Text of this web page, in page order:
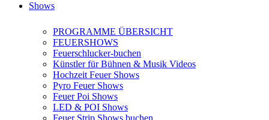
Shows
PROGRAMME ÜBERSICHT
FEUERSHOWS
Feuerschlucker-buchen
Künstler für Bühnen & Musik Videos
Hochzeit Feuer Shows
Pyro Feuer Shows
Feuer Poi Shows
LED & POI Shows
Feuer Strip Shows buchen